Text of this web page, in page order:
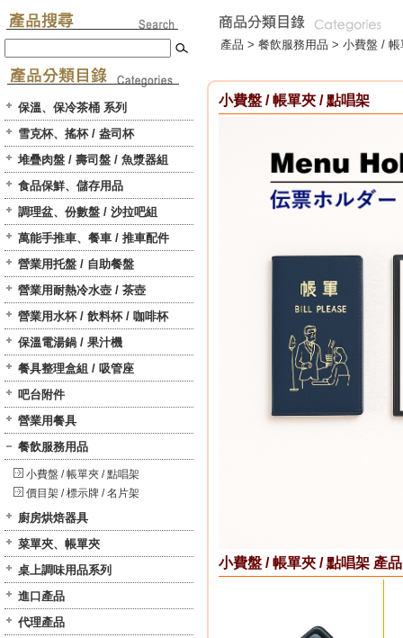
保溫、保冷茶桶 系列
雪克杯、搖杯 / 盎司杯
堆疊肉盤 / 壽司盤 / 魚漿器組
食品保鮮、儲存用品
調理盆、份數盤 / 沙拉吧組
萬能手推車、餐車 / 推車配件
營業用托盤 / 自助餐盤
營業用耐熱冷水壺 / 茶壺
營業用水杯 / 飲料杯 / 咖啡杯
保溫電湯鍋 / 果汁機
餐具整理盒組 / 吸管座
吧台附件
營業用餐具
餐飲服務用品
小費盤 / 帳單夾 / 點唱架
價目架 / 標示牌 / 名片架
廚房烘焙器具
菜單夾、帳單夾
桌上調味用品系列
進口產品
代理產品
產品 > 餐飲服務用品 > 小費盤 /
小費盤 / 帳單夾 / 點唱架
小費盤 / 帳單夾 / 點唱架 產品